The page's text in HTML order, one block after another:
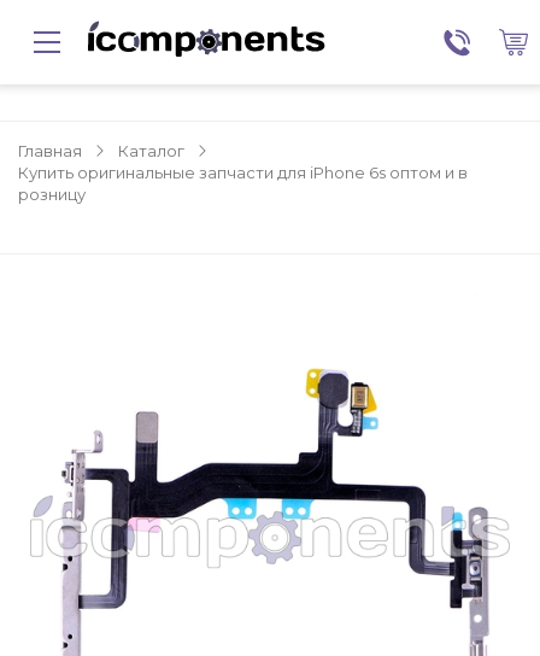
Главная
Каталог
Купить оригинальные запчасти для iPhone 6s оптом и в
розницу